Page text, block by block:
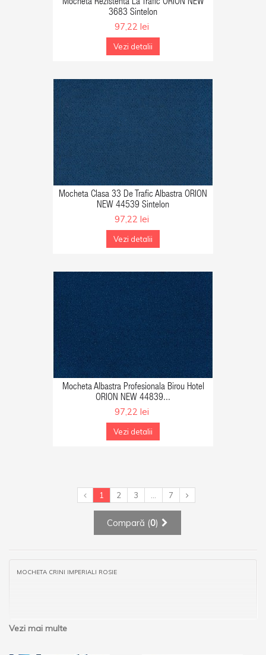
Mocheta Rezistenta La Trafic ORION NEW
3683 Sintelon
97,22 lei
Vezi detalii
Mocheta Clasa 33 De Trafic Albastra ORION
NEW 44539 Sintelon
97,22 lei
Vezi detalii
Mocheta Albastra Profesionala Birou Hotel
ORION NEW 44839...
97,22 lei
Vezi detalii
1 2 3 7
Compară (0)
MOCHETA CRINI IMPERIALI ROSIE
Vezi mai multe